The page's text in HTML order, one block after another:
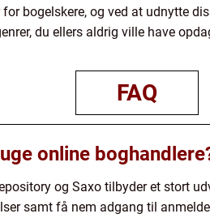
bogelskere, og ved at udnytte
du ellers aldrig ville have
FAQ
online
og Saxo tilbyder et stort
samt få nem adgang til